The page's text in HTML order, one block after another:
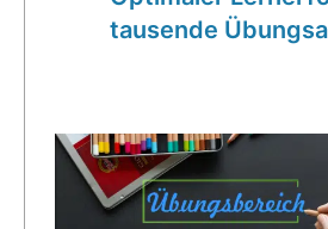
tausende